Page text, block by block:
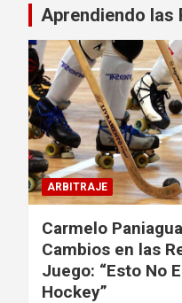
entradas
Aprendiendo las
ARBITRAJE
Carmelo
Cambios en las
Juego: “Esto No
Hockey”